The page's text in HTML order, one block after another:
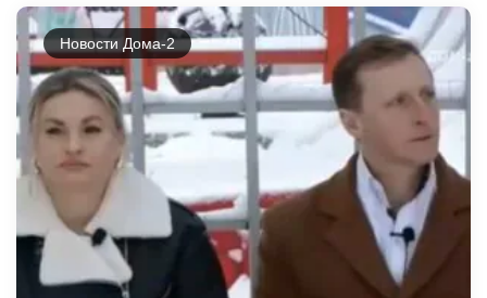
Новости Дома-2